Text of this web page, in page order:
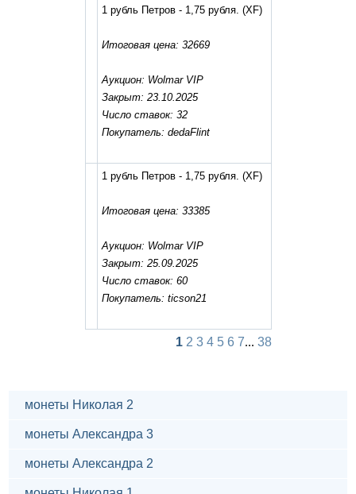
1 рубль Петров - 1,75 рубля. (XF)
Итоговая цена: 32669
Аукцион: Wolmar VIP
Закрыт: 23.10.2025
Число ставок: 32
Покупатель: dedaFlint
1 рубль Петров - 1,75 рубля. (XF)
Итоговая цена: 33385
Аукцион: Wolmar VIP
Закрыт: 25.09.2025
Число ставок: 60
Покупатель: ticson21
1 2 3 4 5 6 7... 38
монеты Николая 2
монеты Александра 3
монеты Александра 2